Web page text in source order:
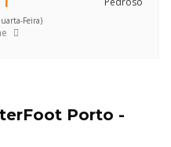
Feira)
Porto -